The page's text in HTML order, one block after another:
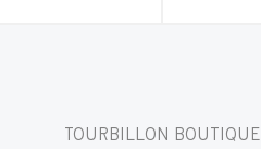
TOURBILLON BOUTIQUE